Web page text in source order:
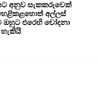
අනුව සැකකරුවෙක්
අල්ලස්
ඔහුට එරෙහි චෝදනා